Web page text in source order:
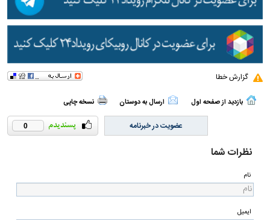
گزارش خطا
بازدید از صفحه اول ارسال به دوستان نسخه چاپی
0 عضویت در خبرنامه
نظرات شما
نام
ایمیل